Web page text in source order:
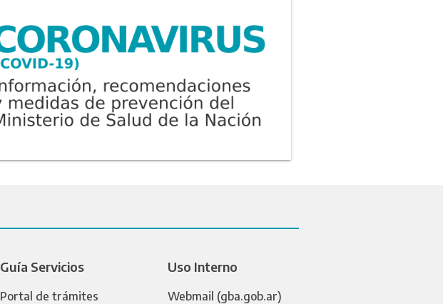
Guía Servicios
Portal de trámites
Uso Interno
Webmail (gba.gob.ar)